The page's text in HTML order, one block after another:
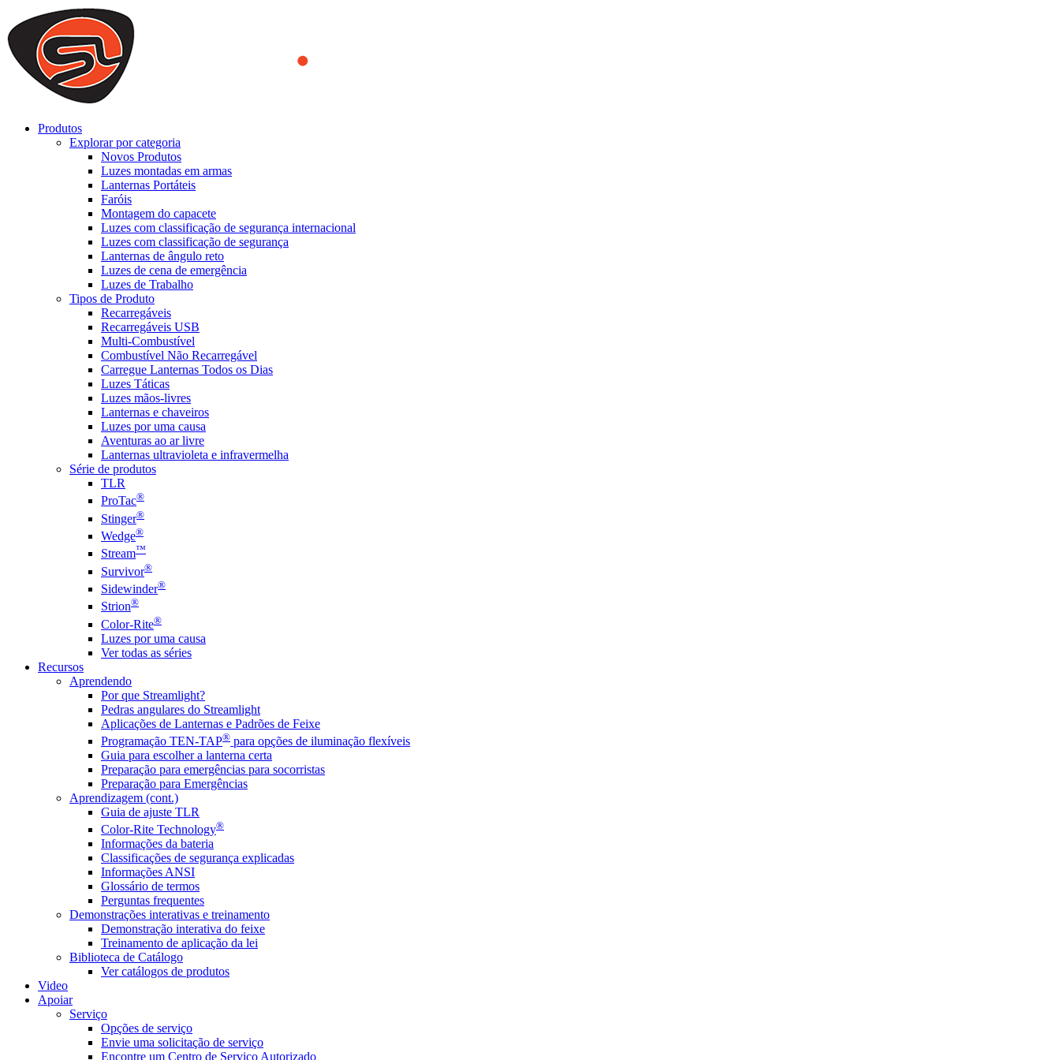
We use cookies to ensure that we provide you the best experience on our website. By continuing to browse this website, you accept that cookies are used to help us analyze how the website is used and to offer
you a better experience. To learn more or to find out how you can disable cookies, you can access our
ACCEPT AND CLOSE
Produtos
Explorar por categoria
Novos Produtos
Luzes montadas em armas
Lanternas Portáteis
Faróis
Montagem do capacete
Luzes com classificação de segurança internacional
Luzes com classificação de segurança
Lanternas de ângulo reto
Luzes de cena de emergência
Luzes de Trabalho
Tipos de Produto
Recarregáveis
Recarregáveis USB
Multi-Combustível
Combustível Não Recarregável
Carregue Lanternas Todos os Dias
Luzes Táticas
Luzes mãos-livres
Lanternas e chaveiros
Luzes por uma causa
Aventuras ao ar livre
Lanternas ultravioleta e infravermelha
Série de produtos
TLR
ProTac®
Stinger®
Wedge®
Stream™
Survivor®
Sidewinder®
Strion®
Color-Rite®
Luzes por uma causa
Ver todas as séries
Recursos
Aprendendo
Por que Streamlight?
Pedras angulares do Streamlight
Aplicações de Lanternas e Padrões de Feixe
Programação TEN-TAP® para opções de iluminação flexíveis
Guia para escolher a lanterna certa
Preparação para emergências para socorristas
Preparação para Emergências
Aprendizagem (cont.)
Guia de ajuste TLR
Color-Rite Technology®
Informações da bateria
Classificações de segurança explicadas
Informações ANSI
Glossário de termos
Perguntas frequentes
Demonstrações interativas e treinamento
Demonstração interativa do feixe
Treinamento de aplicação da lei
Biblioteca de Catálogo
Ver catálogos de produtos
Video
Apoiar
Serviço
Opções de serviço
Envie uma solicitação de serviço
Encontre um Centro de Serviço Autorizado